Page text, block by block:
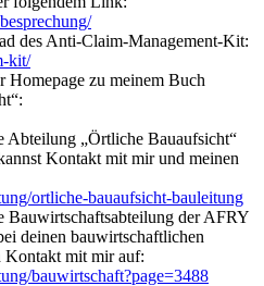
des Anti-Claim-Management-Kit:
kit/
Homepage zu meinem Buch
Abteilung „Örtliche Bauaufsicht“
Kontakt mit mir und meinen
ortliche-bauaufsicht-bauleitung
Bauwirtschaftsabteilung der AFRY
deinen bauwirtschaftlichen
Kontakt mit mir auf:
bauwirtschaft?page=3488